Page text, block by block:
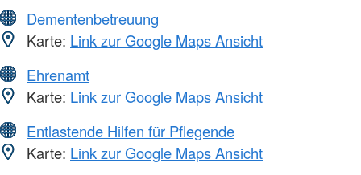
Dementenbetreuung
Karte: Link zur Google Maps Ansicht
Ehrenamt
Karte: Link zur Google Maps Ansicht
Entlastende Hilfen für Pflegende
Karte: Link zur Google Maps Ansicht